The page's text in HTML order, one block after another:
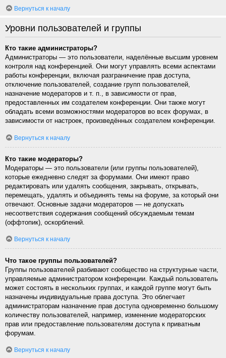
Вернуться к началу
Уровни пользователей и группы
Кто такие администраторы?
Администраторы — это пользователи, наделённые высшим уровнем
контроля над конференцией. Они могут управлять всеми аспектами
работы конференции, включая разграничение прав доступа,
отключение пользователей, создание групп пользователей,
назначение модераторов и т. п., в зависимости от прав,
предоставленных им создателем конференции. Они также могут
обладать всеми возможностями модераторов во всех форумах, в
зависимости от настроек, произведённых создателем конференции.
Вернуться к началу
Кто такие модераторы?
Модераторы — это пользователи (или группы пользователей),
которые ежедневно следят за форумами. Они имеют право
редактировать или удалять сообщения, закрывать, открывать,
перемещать, удалять и объединять темы на форуме, за который они
отвечают. Основные задачи модераторов — не допускать
несоответствия содержания сообщений обсуждаемым темам
(оффтопик), оскорблений.
Вернуться к началу
Что такое группы пользователей?
Группы пользователей разбивают сообщество на структурные части,
управляемые администратором конференции. Каждый пользователь
может состоять в нескольких группах, и каждой группе могут быть
назначены индивидуальные права доступа. Это облегчает
администраторам назначение прав доступа одновременно большому
количеству пользователей, например, изменение модераторских
прав или предоставление пользователям доступа к приватным
форумам.
Вернуться к началу